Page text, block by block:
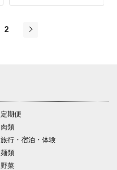
2
定期便
肉類
旅行・宿泊・体験
麺類
野菜